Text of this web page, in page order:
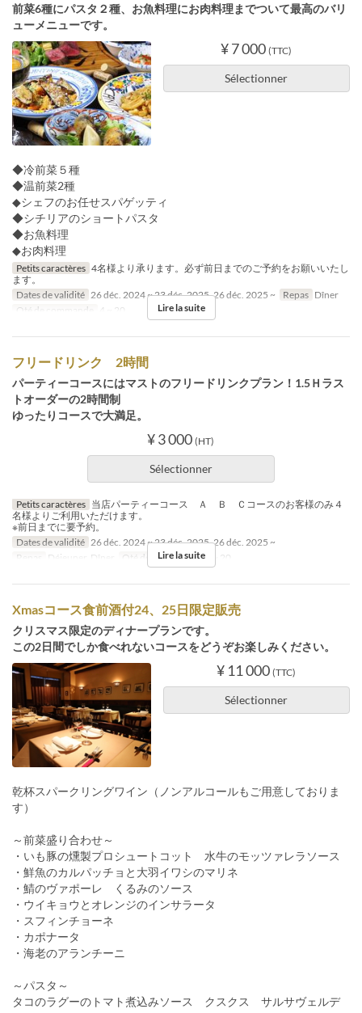
前菜6種にパスタ２種、お魚料理にお肉料理までついて最高のバリ
ューメニューです。
¥ 7 000 (TTC)
Sélectionner
◆冷前菜５種
◆温前菜2種
◆シェフのお任せスパゲッティ
◆シチリアのショートパスタ
◆お魚料理
◆お肉料理
Petits caractères 4名様より承ります。必ず前日までのご予約をお願いいたし
ます。
Dates de validité 26 déc. 2024 ~ 23 déc. 2025, 26 déc. 2025 ~ Repas Dîner
Qté de commande
4 ~ 20 Lire la suite
フリードリンク 2時間
パーティーコースにはマストのフリードリンクプラン！1.5Ｈラス
トオーダーの2時間制
ゆったりコースで大満足。
¥ 3 000 (HT)
Sélectionner
Petits caractères 当店パーティーコース Ａ Ｂ Ｃコースのお客様のみ４
名様よりご利用いただけます。
※前日までに要予約。
Dates de validité 26 déc. 2024 ~ 23 déc. 2025, 26 déc. 2025 ~
Repas
Déjeuner, Dîner Qté de commande 4 ~ 20
Lire la suite
Xmasコース食前酒付24、25日限定販売
クリスマス限定のディナープランです。
この2日間でしか食べれないコースをどうぞお楽しみください。
¥ 11 000 (TTC)
Sélectionner
乾杯スパークリングワイン（ノンアルコールもご用意しておりま
す）
～前菜盛り合わせ～
・いも豚の燻製プロシュートコット 水牛のモッツァレラソース
・鮮魚のカルパッチョと大羽イワシのマリネ
・鯖のヴァポーレ くるみのソース
・ウイキョウとオレンジのインサラータ
・スフィンチョーネ
・カポナータ
・海老のアランチーニ
～パスタ～
タコのラグーのトマト煮込みソース クスクス サルサヴェルデ